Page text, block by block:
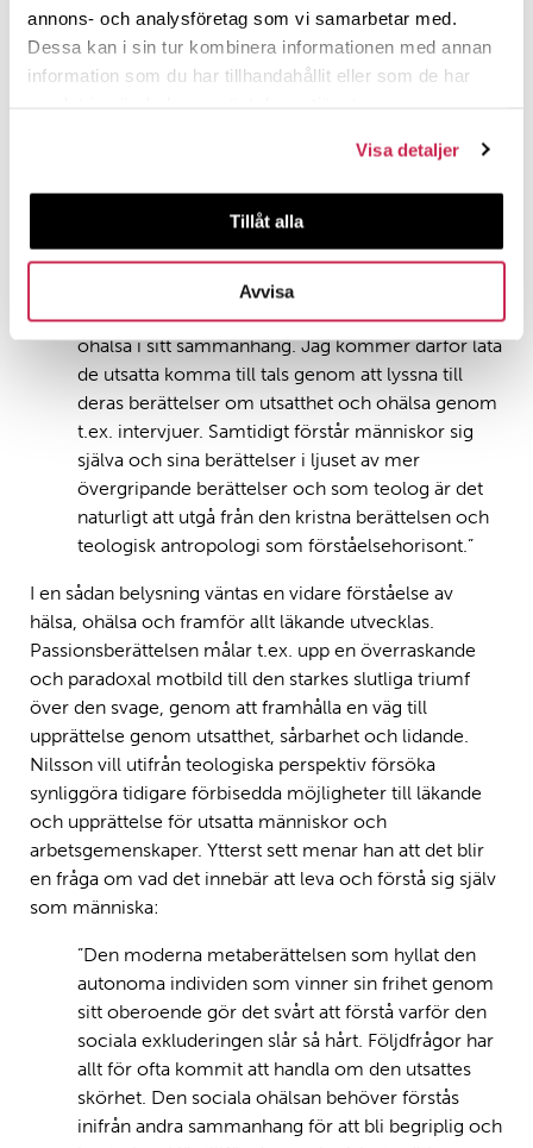
annons- och analysföretag som vi samarbetar med.
Dessa kan i sin tur kombinera informationen med annan
information som du har tillhandahållit eller som de har
Visa detaljer
Tillåt alla
Avvisa
Mobbning, läkande och teologi
somatiska åkommor slå hårt mot den utsatte, och kan i
utmärks av att den utvecklats i sociala sammanhang
Nilsson utvecklar:
”Jag vill med min forskning förstå den utsattes
ohälsa i sitt sammanhang. Jag kommer därför låta
de utsatta komma till tals genom att lyssna till
deras berättelser om utsatthet och ohälsa genom
t.ex. intervjuer. Samtidigt förstår människor sig
själva och sina berättelser i ljuset av mer
övergripande berättelser och som teolog är det
naturligt att utgå från den kristna berättelsen och
teologisk antropologi som förståelsehorisont.”
I en sådan belysning väntas en vidare förståelse av
hälsa, ohälsa och framför allt läkande utvecklas.
Passionsberättelsen målar t.ex. upp en överraskande
och paradoxal motbild till den starkes slutliga triumf
över den svage, genom att framhålla en väg till
upprättelse genom utsatthet, sårbarhet och lidande.
Nilsson vill utifrån teologiska perspektiv försöka
synliggöra tidigare förbisedda möjligheter till läkande
och upprättelse för utsatta människor och
arbetsgemenskaper. Ytterst sett menar han att det blir
en fråga om vad det innebär att leva och förstå sig själv
som människa:
”Den moderna metaberättelsen som hyllat den
autonoma individen som vinner sin frihet genom
sitt oberoende gör det svårt att förstå varför den
sociala exkluderingen slår så hårt. Följdfrågor har
allt för ofta kommit att handla om den utsattes
skörhet. Den sociala ohälsan behöver förstås
inifrån andra sammanhang för att bli begriplig och